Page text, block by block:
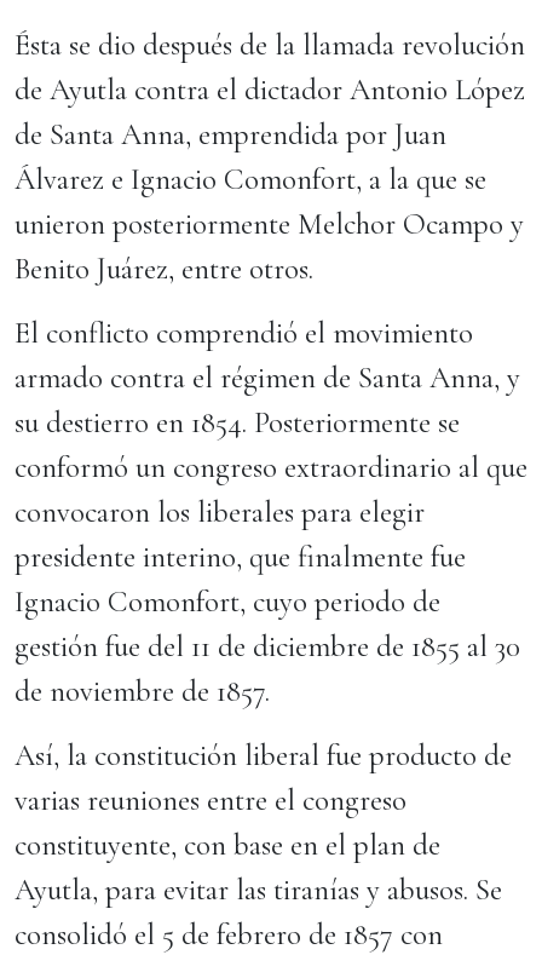
Ésta se dio después de la llamada revolución
de Ayutla contra el dictador Antonio López
de Santa Anna, emprendida por Juan
Álvarez e Ignacio Comonfort, a la que se
unieron posteriormente Melchor Ocampo y
Benito Juárez, entre otros.
El conflicto comprendió el movimiento
armado contra el régimen de Santa Anna, y
su destierro en 1854. Posteriormente se
conformó un congreso extraordinario al que
convocaron los liberales para elegir
presidente interino, que finalmente fue
Ignacio Comonfort, cuyo periodo de
gestión fue del 11 de diciembre de 1855 al 30
de noviembre de 1857.
Así, la constitución liberal fue producto de
varias reuniones entre el congreso
constituyente, con base en el plan de
Ayutla, para evitar las tiranías y abusos. Se
consolidó el 5 de febrero de 1857 con